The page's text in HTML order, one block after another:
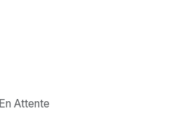
Attente